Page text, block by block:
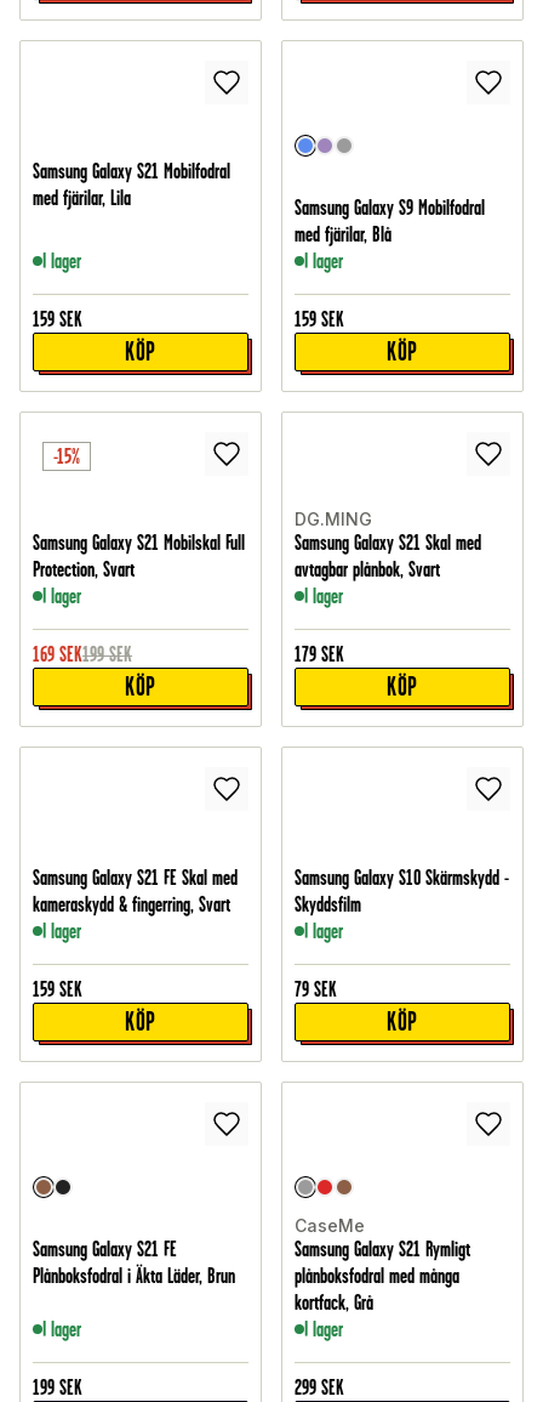
Samsung Galaxy S21 Mobilfodral
med fjärilar, Lila
I lager
159 SEK
KÖP
Samsung Galaxy S9 Mobilfodral
med fjärilar, Blå
I lager
159 SEK
KÖP
-15%
Samsung Galaxy S21 Mobilskal Full
Protection, Svart
I lager
169 SEK199 SEK
KÖP
DG.MING
Samsung Galaxy S21 Skal med
avtagbar plånbok, Svart
I lager
179 SEK
KÖP
Samsung Galaxy S21 FE Skal med
kameraskydd & fingerring, Svart
I lager
159 SEK
KÖP
Samsung Galaxy S10 Skärmskydd -
Skyddsfilm
I lager
79 SEK
KÖP
Samsung Galaxy S21 FE
Plånboksfodral i Äkta Läder, Brun
I lager
199 SEK
CaseMe
Samsung Galaxy S21 Rymligt
plånboksfodral med många
kortfack, Grå
I lager
299 SEK